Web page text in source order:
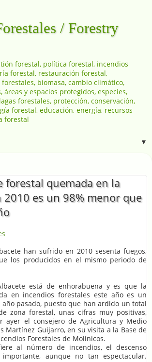
/ Forestry
forestal, política forestal, incendios
forestal, restauración forestal,
biomasa, cambio climático,
áreas y espacios protegidos, especies,
forestales, protección, conservación,
forestal, educación, energía, recursos
forestal
▼
forestal quemada en la
2010 es un 98% menor que
han sufrido en 2010 sesenta fuegos,
los producidos en el mismo periodo de
está de enhorabuena y es que la
en incendios forestales este año es un
pasado, puesto que han ardido un total
zona forestal, unas cifras muy positivas,
ayer el consejero de Agricultura y Medio
Martínez Guijarro, en su visita a la Base de
Forestales de Molinicos.
al número de incendios, el descenso
aunque no tan espectacular.